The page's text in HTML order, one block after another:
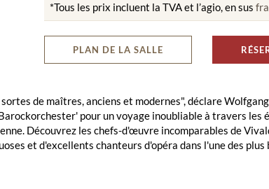
*Tous les prix incluent la TVA et l’agio, en sus
PLAN DE LA SALLE
de maîtres, anciens et modernes", déclare
pour un voyage inoubliable à travers les
Découvrez les chefs-d'œuvre incomparables de
et d'excellents chanteurs d'opéra dans l'une des plus